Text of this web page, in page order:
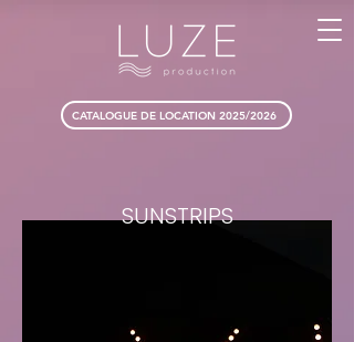
CATALOGUE DE LOCATION 2025/2026
SUNSTRIPS